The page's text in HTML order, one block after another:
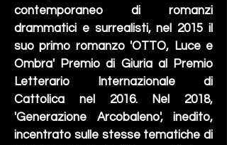
contemporaneo di romanzi
drammatici e surrealisti, nel 2015 il
suo primo romanzo 'OTTO, Luce e
Ombra' Premio di Giuria al Premio
Letterario Internazionale di
Cattolica nel 2016. Nel 2018,
'Generazione Arcobaleno', inedito,
incentrato sulle stesse tematiche di